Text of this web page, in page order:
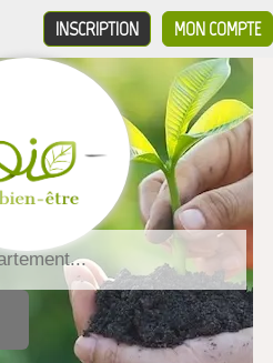
MON COMPTE
INSCRIPTION